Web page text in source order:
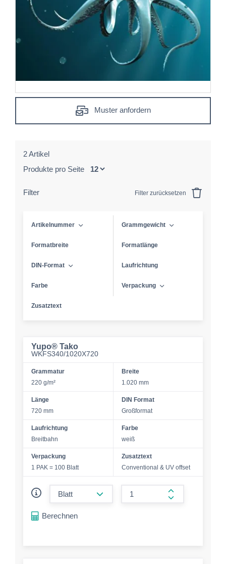
Muster anfordern
2 Artikel
Produkte pro Seite
Filter Filter zurücksetzen
Artikelnummer Grammgewicht
Formatbreite Formatlänge
DIN-Format Laufrichtung
Farbe Verpackung
Zusatztext
Yupo® Tako
WKFS340/1020X720
Grammatur
220 g/m²
Breite
1.020 mm
Länge
720 mm
DIN Format
Großformat
Laufrichtung
Breitbahn
Farbe
weiß
Verpackung
1 PAK = 100 Blatt
Zusatztext
Conventional & UV offset
form.increase-
Berechnen